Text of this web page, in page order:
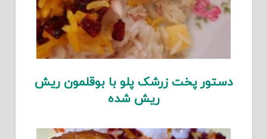
دستور پخت زرشک پلو با بوقلمون ریش
ریش شده